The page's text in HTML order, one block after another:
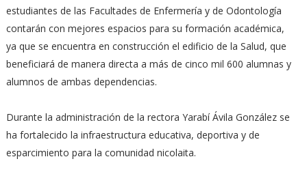
estudiantes de las Facultades de Enfermería y de Odontología
contarán con mejores espacios para su formación académica,
ya que se encuentra en construcción el edificio de la Salud, que
beneficiará de manera directa a más de cinco mil 600 alumnas y
alumnos de ambas dependencias.
Durante la administración de la rectora Yarabí Ávila González se
ha fortalecido la infraestructura educativa, deportiva y de
esparcimiento para la comunidad nicolaita.